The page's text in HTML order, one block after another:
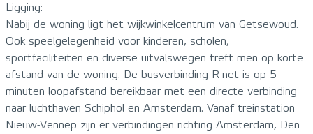
Ligging:
Nabij de woning ligt het wijkwinkelcentrum van Getsewoud.
Ook speelgelegenheid voor kinderen, scholen,
sportfaciliteiten en diverse uitvalswegen treft men op korte
afstand van de woning. De busverbinding R-net is op 5
minuten loopafstand bereikbaar met een directe verbinding
naar luchthaven Schiphol en Amsterdam. Vanaf treinstation
Nieuw-Vennep zijn er verbindingen richting Amsterdam, Den